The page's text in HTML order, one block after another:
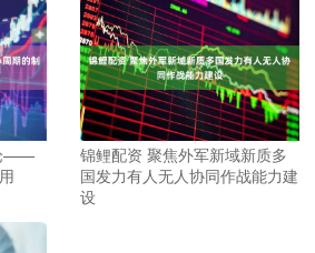
——
锦鲤配资 聚焦外军新域新质多
国发力有人无人协同作战能力建
设